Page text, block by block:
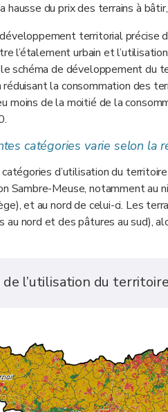
hausse du prix des terrains à
territorial
l’étalement urbain et
schéma de développement du
réduisant la consommation des
moins de la moitié de la
catégories varie selon la
d’utilisation du
Sambre-Meuse, notamment au
et au nord de celui-ci. Les
nord et des pâtures au sud),
l’utilisation du